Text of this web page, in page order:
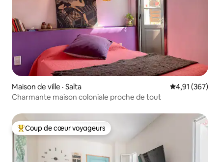
Maison de ville · Salta Note
4,91 (367)
Charmante maison coloniale proche de tout
Coup de cœur voyageurs parmi les plus aimés
Coup de cœur voyageurs